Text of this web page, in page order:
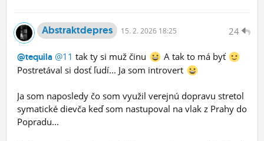
24
Abstraktdepres 15. 2. 2026 18:25
@tequila @11 tak ty si muž činu
A tak to má byť
Postretával si dosť ľudí... Ja som introvert
Ja som naposledy čo som využil verejnú dopravu stretol
symatické dievča keď som nastupoval na vlak z Prahy do
Popradu...